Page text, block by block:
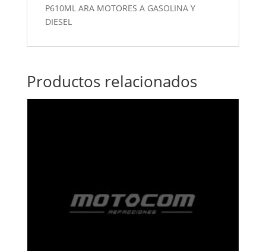
P610ML ARA MOTORES A GASOLINA Y
DIESEL
Productos relacionados